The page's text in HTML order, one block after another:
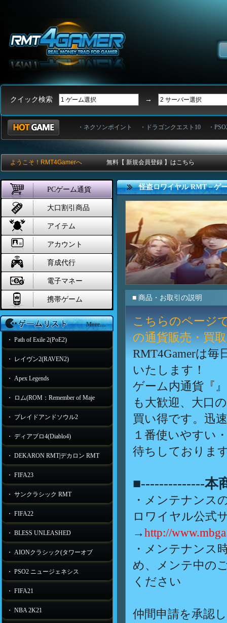
クイック検索 →
・ネクソンポイント ・ドラゴンクエスト10 ・
ようこそ！RMT4Gamerへ 無料【 新規会員登録 】はこちら
PCゲーム通貨
大口割引商品
アイテム
アカウント
育成代行
電子マネー
携帯ゲーム
More…
・ Path of Exile 2(PoE2)
・ レイヴン2(RAVEN2)
・ Apex Legends
・ ロム(ROM：Remember of Maje
・ ブレイドアンドソウル2
・ ディアブロ4(Diablo4)
・ DEKARON RMT|デカロン RMT
・ FIFA23
・ サンクラシック RMT
・ FIFA22
・ BLESS UNLEASHED
・ AIONクラシック(タワーオブ
・ PSO2 ニュージェネシス
・ FIFA21
・ NBA 2K21
怪盗ロワイヤル RMT－ゲ
■ 商品・お取引の説明
こちらのページ
の通貨販売・買
RMT4Gamerは
いたします！
ゲーム内通貨『
も大歓迎、大口
買い得です。迅
１番使いやすい
待ちしておりま
■--------------本
・メンテナンス
ロワイヤル公式
→http://
・メンテナンス
め、メンテ中の
ください
仲間申請を承認